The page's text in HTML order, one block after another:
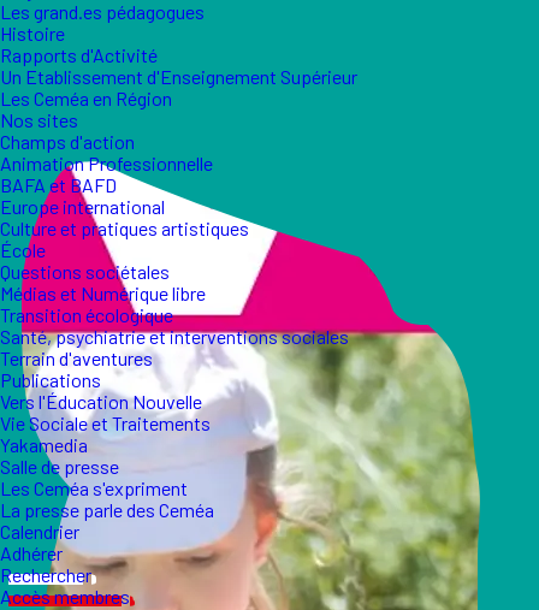
Les grand.es pédagogues
Histoire
Rapports d'Activité
Un Etablissement d'Enseignement Supérieur
Les Ceméa en Région
Nos sites
Champs d'action
Animation Professionnelle
BAFA et BAFD
Europe international
Culture et pratiques artistiques
École
Questions sociétales
Médias et Numérique libre
Transition écologique
Santé, psychiatrie et interventions sociales
Terrain d'aventures
Publications
Vers l'Éducation Nouvelle
Vie Sociale et Traitements
Yakamedia
Salle de presse
Les Ceméa s'expriment
La presse parle des Ceméa
Calendrier
Adhérer
Rechercher
Accès membres